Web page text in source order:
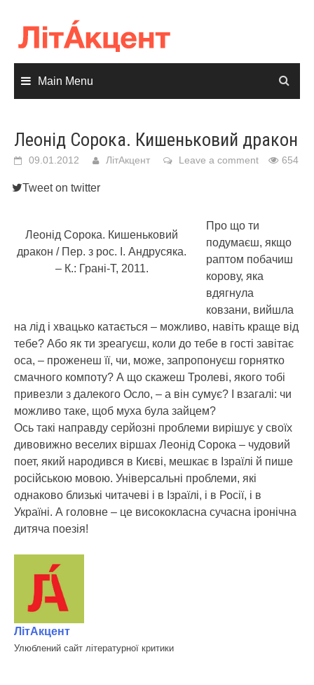
content
Main Menu
Леонід Сорока. Кишеньковий дракон
09.01.2012 ЛітАкцент Leave a comment 654
Tweet on twitter
Леонід Сорока. Кишеньковий
дракон / Пер. з рос. І. Андрусяка.
– К.: Грані-Т, 2011.
Про що ти
подумаєш, якщо
раптом побачиш
корову, яка
вдягнула
ковзани, вийшла
на лід і хвацько катається – можливо, навіть краще від
тебе? Або як ти зреагуєш, коли до тебе в гості завітає
оса, – проженеш її, чи, може, запропонуєш горнятко
смачного компоту? А що скажеш Тролеві, якого тобі
привезли з далекого Осло, – а він сумує? І взагалі: чи
можливо таке, щоб муха була зайцем?
Ось такі направду серйозні проблеми вирішує у своїх
дивовижно веселих віршах Леонід Сорока – чудовий
поет, який народився в Києві, мешкає в Ізраїлі й пише
російською мовою. Універсальні проблеми, які
однаково близькі читачеві і в Ізраїлі, і в Росії, і в
Україні. А головне – це висококласна сучасна іронічна
дитяча поезія!
ЛітАкцент
Улюблений сайт літературної критики